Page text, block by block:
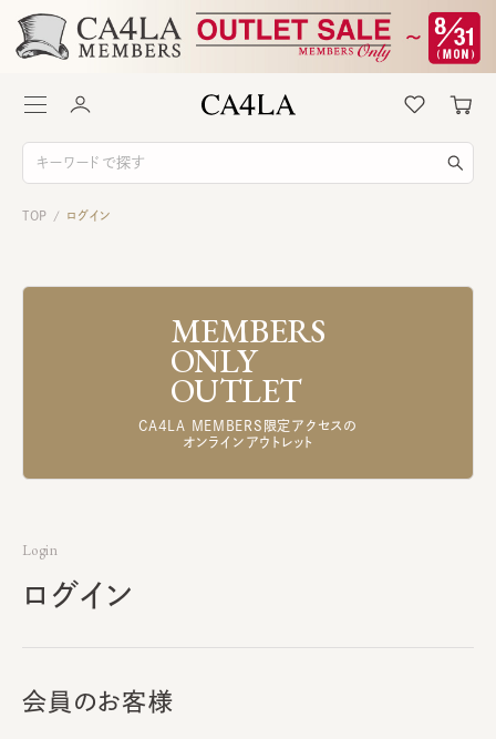
TOP / ログイン
MEMBERS
ONLY
OUTLET
CA4LA MEMBERS限定アクセスの
オンラインアウトレット
Login
ログイン
会員のお客様